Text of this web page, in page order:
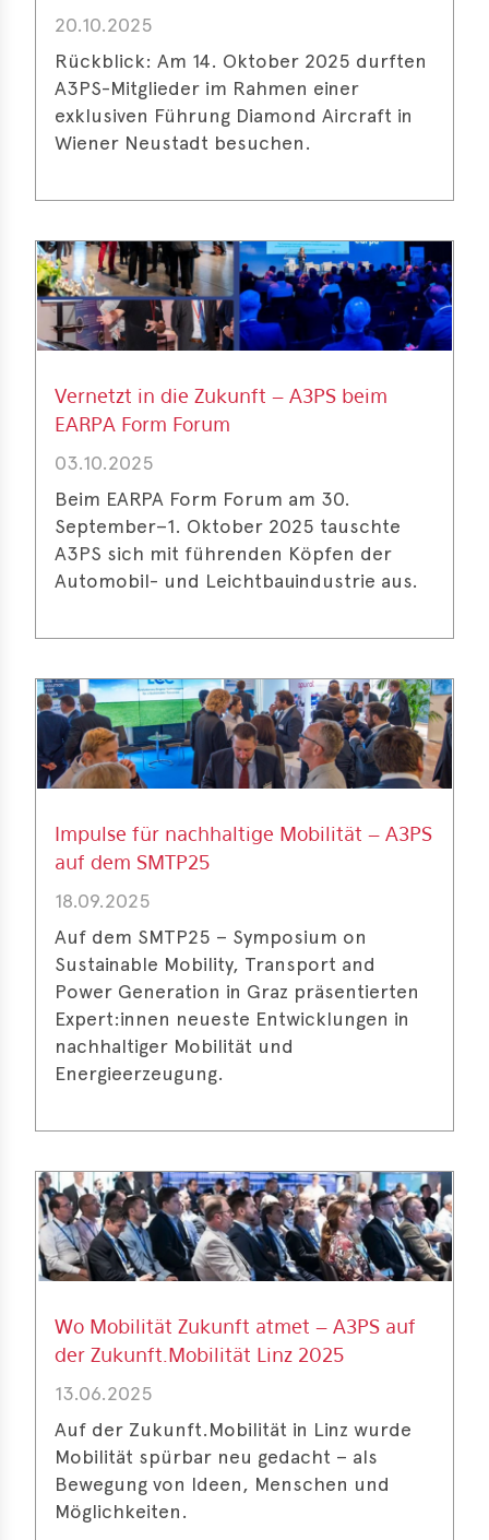
20.10.2025
Rückblick: Am 14. Oktober 2025 durften
A3PS-Mitglieder im Rahmen einer
exklusiven Führung Diamond Aircraft in
Wiener Neustadt besuchen.
Vernetzt in die Zukunft – A3PS beim
EARPA Form Forum
03.10.2025
Beim EARPA Form Forum am 30.
September–1. Oktober 2025 tauschte
A3PS sich mit führenden Köpfen der
Automobil- und Leichtbauindustrie aus.
Impulse für nachhaltige Mobilität – A3PS
auf dem SMTP25
18.09.2025
Auf dem SMTP25 – Symposium on
Sustainable Mobility, Transport and
Power Generation in Graz präsentierten
Expert:innen neueste Entwicklungen in
nachhaltiger Mobilität und
Energieerzeugung.
Wo Mobilität Zukunft atmet – A3PS auf
der Zukunft.Mobilität Linz 2025
13.06.2025
Auf der Zukunft.Mobilität in Linz wurde
Mobilität spürbar neu gedacht – als
Bewegung von Ideen, Menschen und
Möglichkeiten.